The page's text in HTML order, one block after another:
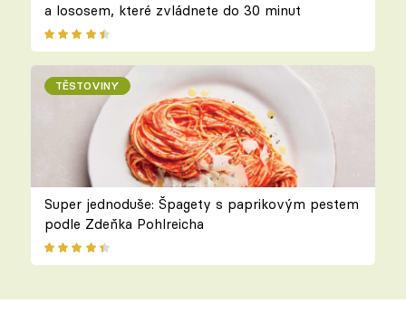
a lososem, které zvládnete do 30 minut
TĚSTOVINY
Super jednoduše: Špagety s paprikovým pestem
podle Zdeňka Pohlreicha